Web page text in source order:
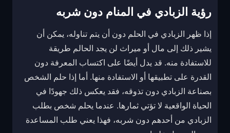
رؤية الزبادي في المنام دون شربه
إذا ظهر الزبادي في الحلم دون أن يتم تناوله، يمكن أن
يشير ذلك إلى مال أو ميراث لن يجد الحالم طريقة
للاستفادة منه. قد يدل أيضًا على اكتساب المعرفة دون
القدرة على تطبيقها أو الاستفادة منها. أما إذا حلم الشخص
بصناعة الزبادي دون تذوقه، فقد يعكس ذلك جهودًا في
الحياة الواقعية لا تؤتي ثمارها. عندما يحلم شخص بطلب
الزبادي من أحدهم دون شربه، فهذا يعني طلب المساعدة